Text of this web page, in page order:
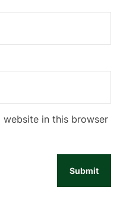
website in this browser